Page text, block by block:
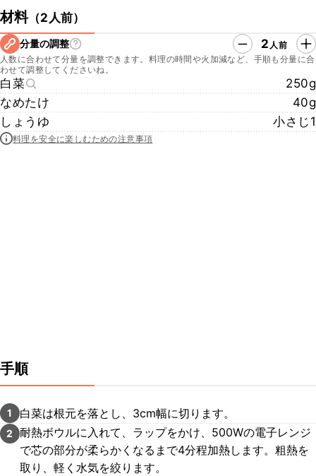
材料（2人前）
分量の調整 2 人前
人数に合わせて分量を調整できます。料理の時間や火加減など、手順も分量に合
わせて調整してくださいね。
白菜
250g
なめたけ
40g
しょうゆ
小さじ1
料理を安全に楽しむための注意事項
手順
1 白菜は根元を落とし、3cm幅に切ります。
2
耐熱ボウルに入れて、ラップをかけ、500Wの電子レンジ
で芯の部分が柔らかくなるまで4分程加熱します。粗熱を
取り、軽く水気を絞ります。